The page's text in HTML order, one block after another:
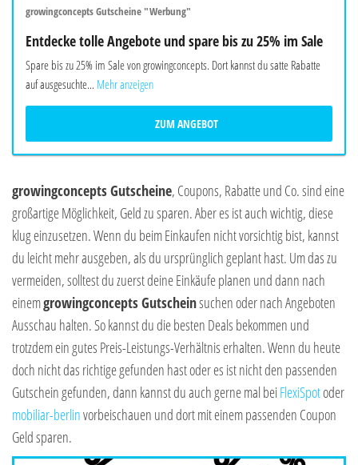
growingconcepts Gutscheine "Werbung"
Entdecke tolle Angebote und spare bis zu 25% im Sale
Spare bis zu 25% im Sale von growingconcepts. Dort kannst du satte Rabatte
auf ausgesuchte... Mehr anzeigen
ZUM ANGEBOT
growingconcepts Gutscheine, Coupons, Rabatte und Co. sind eine
großartige Möglichkeit, Geld zu sparen. Aber es ist auch wichtig, diese
klug einzusetzen. Wenn du beim Einkaufen nicht vorsichtig bist, kannst
du leicht mehr ausgeben, als du ursprünglich geplant hast. Um das zu
vermeiden, solltest du zuerst deine Einkäufe planen und dann nach
einemgrowingconcepts Gutscheinsuchen oder nach Angeboten
Ausschau halten. So kannst du die besten Deals bekommen und
trotzdem ein gutes Preis-Leistungs-Verhältnis erhalten. Wenn du heute
doch nicht das richtige gefunden hast oder es ist nicht den passenden
Gutschein gefunden, dann kannst du auch gerne mal beiFlexiSpotoder
mobiliar-berlinvorbeischauen und dort mit einem passenden Coupon
Geld sparen.